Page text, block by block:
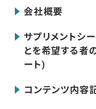
会社概要
サプリメントシ
とを希望する者
ート)
コンテンツ内容